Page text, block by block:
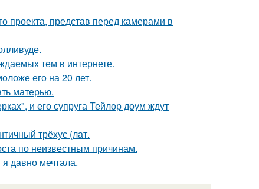
проекта, представ перед камерами в
тем в интернете.
его на 20 лет.
матерью.
и его супруга Тейлор доум ждут
трёхус (лат.
по неизвестным причинам.
давно мечтала.